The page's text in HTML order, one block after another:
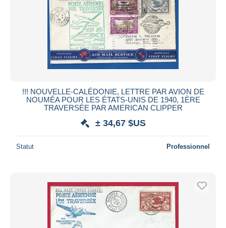
!!! NOUVELLE-CALÉDONIE, LETTRE PAR AVION DE
NOUMÉA POUR LES ÉTATS-UNIS DE 1940, 1ÈRE
TRAVERSÉE PAR AMERICAN CLIPPER
± 34,67 $US
Statut Professionnel